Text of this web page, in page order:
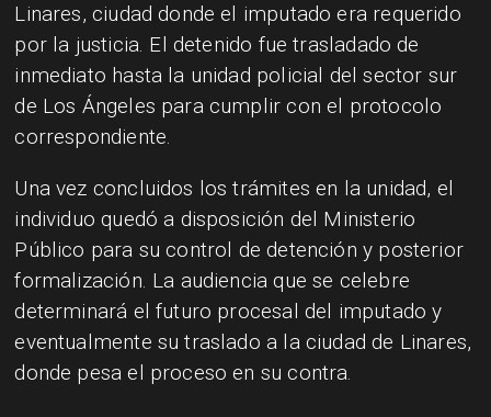
Linares, ciudad donde el imputado era requerido
por la justicia. El detenido fue trasladado de
inmediato hasta la unidad policial del sector sur
de Los Ángeles para cumplir con el protocolo
correspondiente.
Una vez concluidos los trámites en la unidad, el
individuo quedó a disposición del Ministerio
Público para su control de detención y posterior
formalización. La audiencia que se celebre
determinará el futuro procesal del imputado y
eventualmente su traslado a la ciudad de Linares,
donde pesa el proceso en su contra.